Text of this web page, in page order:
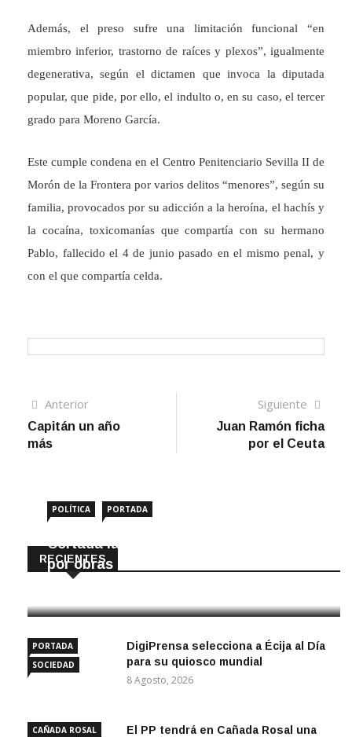
Además, el preso sufre una limitación funcional “en
miembro inferior, trastorno de raíces y plexos”, igualmente
degenerativa, según el dictamen que invoca la diputada
popular, que pide, por ello, el indulto o, en su caso, el tercer
grado para Moreno García.
Este cumple condena en el Centro Penitenciario Sevilla II de
Morón de la Frontera por varios delitos “menores”, según su
familia, provocados por su adicción a la heroína, el hachís y
la cocaína, toxicomanías que compartía con su hermano
Pablo, fallecido el 4 de junio pasado en el mismo penal, y
con el que compartía celda.
Navegación
de
AnteriorArtículo
anterior
Capitán un año
más
Siguiente
Juan Ramón ficha
por el Ceuta
RECIENTES
POLÍTICA PORTADA
Cortada la SE-9105 hacia La Montiela
por obras hasta final de año
PORTADA
SOCIEDAD
DigiPrensa selecciona a Écija al Día
para su quiosco mundial
8 Agosto, 2026
CAÑADA ROSAL
El PP tendrá en Cañada Rosal una